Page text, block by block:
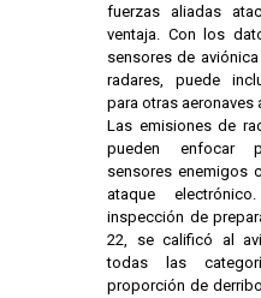
fuerzas aliadas
ventaja. Con los
sensores de
radares, puede
para otras aeronaves
Las emisiones de
pueden enfocar
sensores enemigos
ataque
inspección de
22, se calificó al
todas las
proporción de